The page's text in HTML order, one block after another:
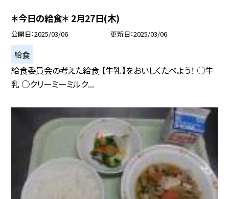
＊今日の給食＊ 2月27日(木)
公開日 2025/03/06 更新日 2025/03/06
給食
給食委員会の考えた給食 【牛乳】をおいしくたべよう！ ○牛
乳 ○クリーミーミルク...